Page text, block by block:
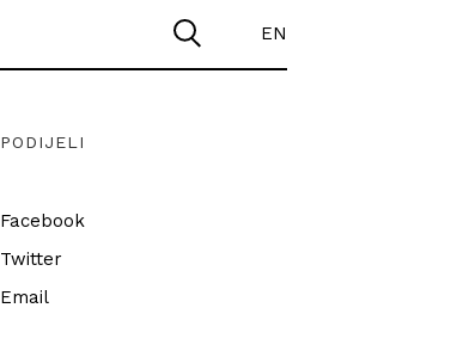
EN
PODIJELI
Facebook
Twitter
Email